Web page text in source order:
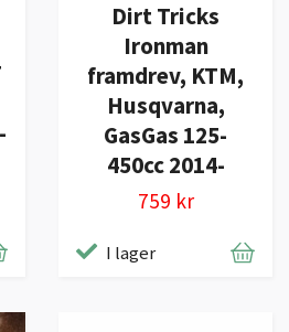
Dirt Tricks
Ironman
framdrev, KTM,
Husqvarna,
GasGas 125-
450cc 2014-
759 kr
I lager